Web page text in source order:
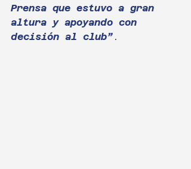
Prensa que estuvo a gran
altura y apoyando con
decisión al club” .